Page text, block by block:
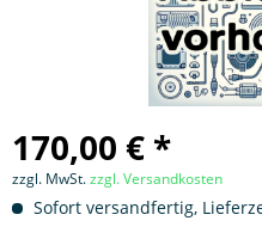
170,00 € *
zzgl. MwSt.zzgl. Versandkosten
Sofort versandfertig,